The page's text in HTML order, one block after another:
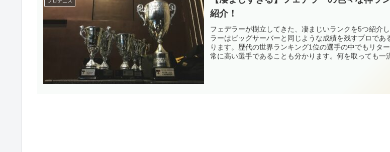
紹介！
フェデラーが樹立してきた、凄まじいランクを5つ紹介
ラーはビッグサーバーと同じような成績を残すプロであ
ります。歴代の世界ランキング1位の選手の中でもリタ
常に高い選手であることも分かります。何を取っても一